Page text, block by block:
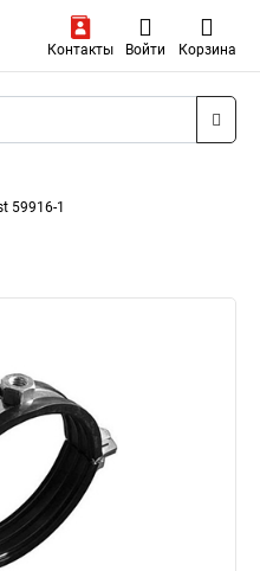
Контакты Войти Корзина
59916-1